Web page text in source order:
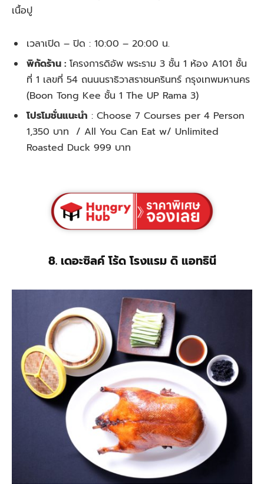
เนื้อปู
เวลาเปิด – ปิด : 10:00 – 20:00 น.
พิกัดร้าน : โครงการดิอัพ พระราม 3 ชั้น 1 ห้อง A101 ชั้น
ที่ 1 เลขที่ 54 ถนนนราธิวาสราชนครินทร์ กรุงเทพมหานคร
(Boon Tong Kee ชั้น 1 The UP Rama 3)
โปรโมชั่นแนะนำ : Choose 7 Courses per 4 Person
1,350 บาท / All You Can Eat w/ Unlimited
Roasted Duck 999 บาท
8. เดอะซิลค์ โร้ด โรงแรม ดิ แอทธินี